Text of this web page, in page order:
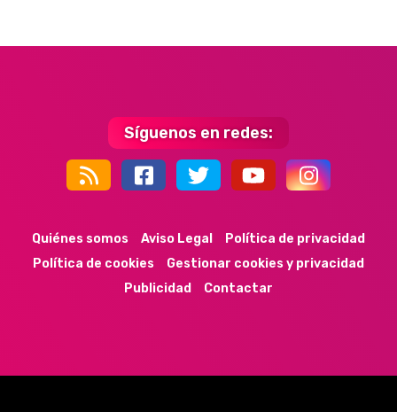
Síguenos en redes:
Quiénes somos Aviso Legal
Política de privacidad
Política de cookies
Gestionar cookies y privacidad
Publicidad
Contactar